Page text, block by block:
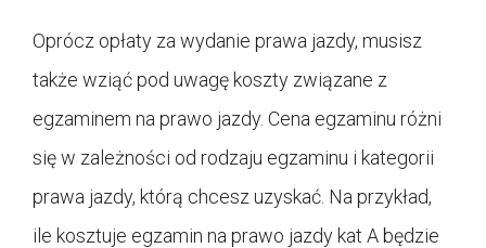
Oprócz opłaty za wydanie prawa jazdy, musisz
także wziąć pod uwagę koszty związane z
egzaminem na prawo jazdy. Cena egzaminu różni
się w zależności od rodzaju egzaminu i kategorii
prawa jazdy, którą chcesz uzyskać. Na przykład,
ile kosztuje egzamin na prawo jazdy kat A będzie